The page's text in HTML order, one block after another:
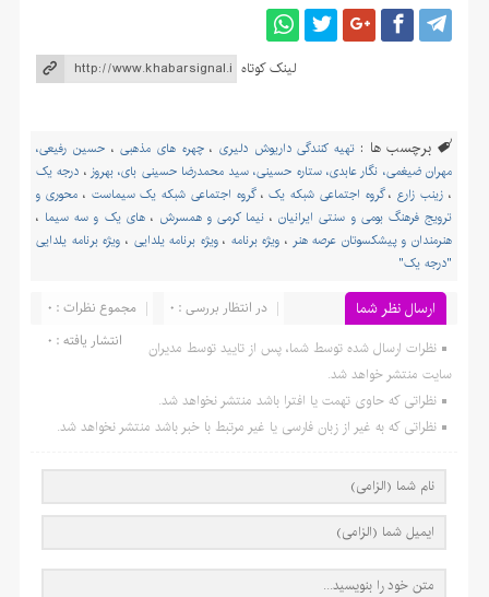
لینک کوتاه
برچسب ها : تهیه کنندگی داریوش دلیری، چهره های مذهبی، حسین رفیعی،
مهران ضیغمی، نگار عابدی، ستاره حسینی، سید محمدرضا حسینی بای، بهروز، درجه یک
زینب زارع، گروه اجتماعی شبکه یک، گروه اجتماعی شبکه یک سیماست، محوری و
ترویج فرهنگ بومی و سنتی ایرانیان، نیما کرمی و همسرش، های یک و سه سیما،
هنرمندان و پیشکسوتان عرصه هنر، ویژه برنامه، ویژه برنامه یلدایی، ویژه برنامه یلدایی
"درجه یک"
ارسال نظر شما مجموع نظرات : ۰
در انتظار بررسی : ۰
انتشار یافته : ۰
نظرات ارسال شده توسط شما، پس از تایید توسط مدیران
سایت منتشر خواهد شد.
نظراتی که حاوی تهمت یا افترا باشد منتشر نخواهد شد.
نظراتی که به غیر از زبان فارسی یا غیر مرتبط با خبر باشد منتشر نخواهد شد.